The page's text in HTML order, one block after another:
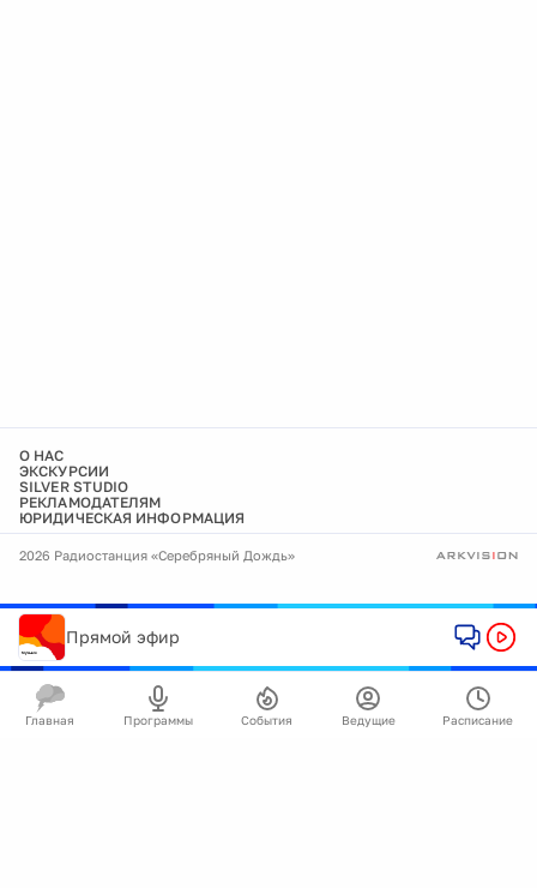
О НАС
ЭКСКУРСИИ
SILVER STUDIO
РЕКЛАМОДАТЕЛЯМ
ЮРИДИЧЕСКАЯ ИНФОРМАЦИЯ
2026 Радиостанция «Серебряный Дождь»
Прямой эфир
Главная Программы События Ведущие Расписание